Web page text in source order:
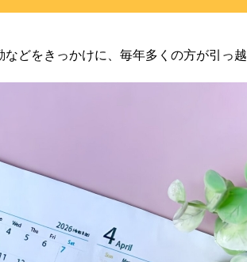
どをきっかけに、毎年多くの方が引っ